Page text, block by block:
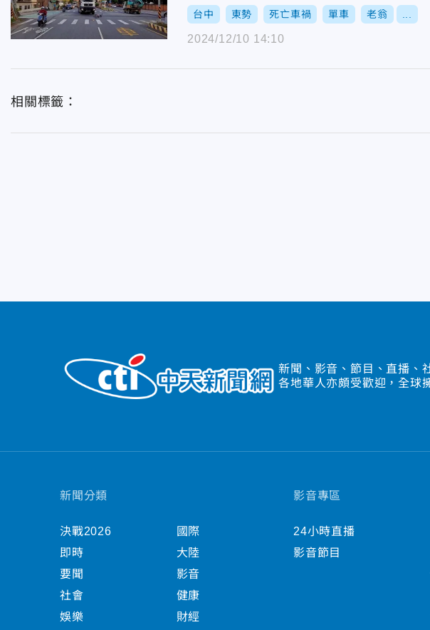
台中 東勢 死亡車禍 單車 老翁
2024/12/10 14:10
相關標籤：
新聞、影音、節目、直播、
各地華人亦頗受歡迎，全球
新聞分類
決戰2026
即時
要聞
社會
娛樂
國際
大陸
影音
健康
財經
影音專區
24小時直播
影音節目